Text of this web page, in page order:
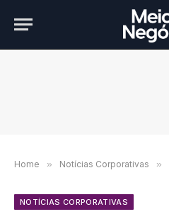
Home » Notícias Corporativas »
NOTÍCIAS CORPORATIVAS